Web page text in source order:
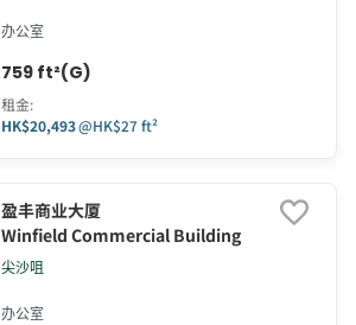
办公室
759 ft²(G)
租金:
HK$20,493@HK$27 ft²
盈丰商业大厦
Winfield Commercial Building
尖沙咀
办公室